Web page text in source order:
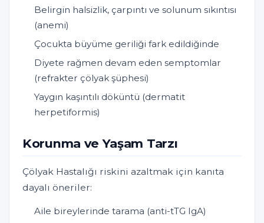
Belirgin halsizlik, çarpıntı ve solunum sıkıntısı
(anemi)
Çocukta büyüme geriliği fark edildiğinde
Diyete rağmen devam eden semptomlar
(refrakter çölyak şüphesi)
Yaygın kaşıntılı döküntü (dermatit
herpetiformis)
Korunma ve Yaşam Tarzı
Çölyak Hastalığı riskini azaltmak için kanıta
dayalı öneriler:
Aile bireylerinde tarama (anti-tTG IgA)